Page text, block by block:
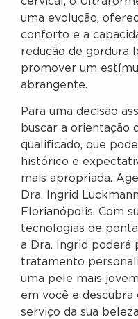
uma evolução,
conforto e a
redução de gordura
promover um
abrangente.
Para uma decisão
buscar a orientação
qualificado, que
histórico e
mais apropriada.
Dra. Ingrid
Florianópolis. Com
tecnologias de
a Dra. Ingrid poderá
tratamento
uma pele mais
em você e
serviço da sua